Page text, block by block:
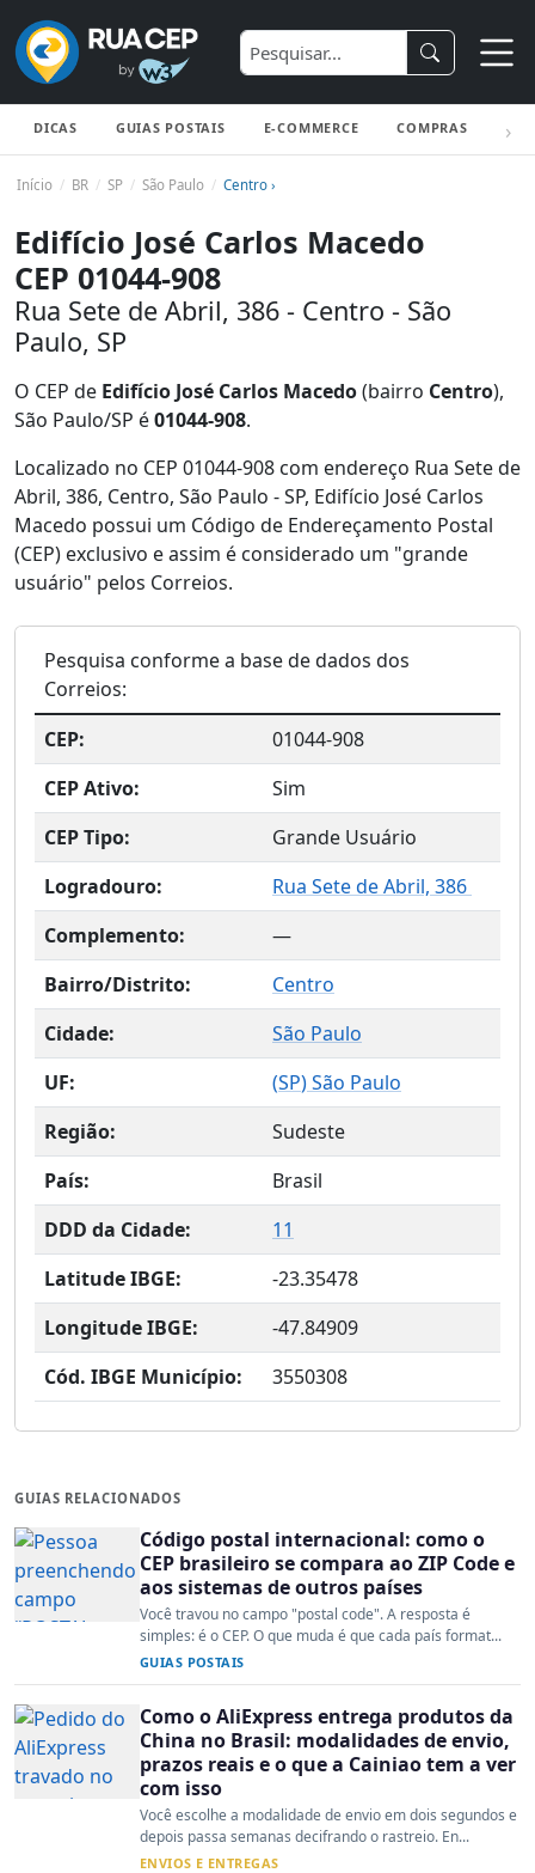
DICAS GUIAS POSTAIS E-COMMERCE COMPRAS
Início BR SP São Paulo Centro ›
Edifício José Carlos Macedo
CEP 01044-908
Rua Sete de Abril, 386 - Centro - São
Paulo, SP
O CEP de Edifício José Carlos Macedo(bairro Centro),
São Paulo/SP é01044-908.
Localizado no CEP 01044-908 com endereço Rua Sete de
Abril, 386, Centro, São Paulo - SP, Edifício José Carlos
Macedo possui um Código de Endereçamento Postal
(CEP) exclusivo e assim é considerado um "grande
usuário" pelos Correios.
Pesquisa conforme a base de dados dos
Correios:
CEP:
01044-908
CEP Ativo:
Sim
CEP Tipo:
Grande Usuário
Logradouro:
Rua Sete de Abril, 386
Complemento:
—
Bairro/Distrito:
Centro
Cidade:
São Paulo
UF:
(SP) São Paulo
Região:
Sudeste
País:
Brasil
DDD da Cidade:
11
Latitude IBGE:
-23.35478
Longitude IBGE:
-47.84909
Cód. IBGE Município:
3550308
GUIAS RELACIONADOS
Código postal internacional: como o
CEP brasileiro se compara ao ZIP Code e
aos sistemas de outros países
Você travou no campo "postal code". A resposta é
simples: é o CEP. O que muda é que cada país format...
GUIAS POSTAIS
Como o AliExpress entrega produtos da
China no Brasil: modalidades de envio,
prazos reais e o que a Cainiao tem a ver
com isso
Você escolhe a modalidade de envio em dois segundos e
depois passa semanas decifrando o rastreio. En...
ENVIOS E ENTREGAS